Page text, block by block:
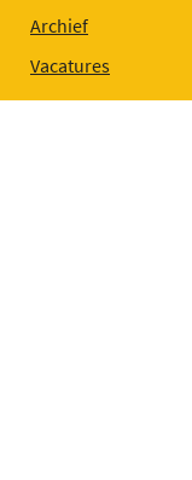
Archief
Vacatures